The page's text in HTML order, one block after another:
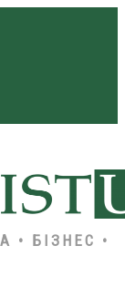
• БІЗНЕС •